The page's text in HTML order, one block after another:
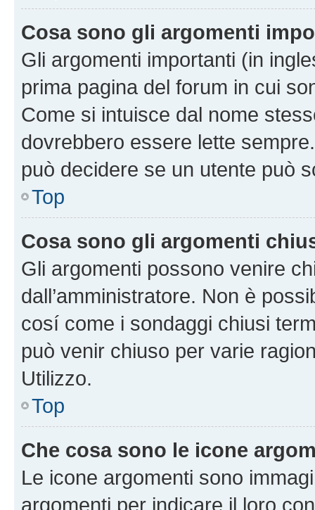
Cosa sono gli argomenti
Gli argomenti importanti (in
prima pagina del forum in cui
Come si intuisce dal nome
dovrebbero essere lette
può decidere se un utente può
Top
Cosa sono gli argomenti
Gli argomenti possono venire
dall’amministratore. Non è
cosí come i sondaggi chiusi
può venir chiuso per varie
Utilizzo.
Top
Che cosa sono le icone
Le icone argomenti sono
argomenti per indicare il loro